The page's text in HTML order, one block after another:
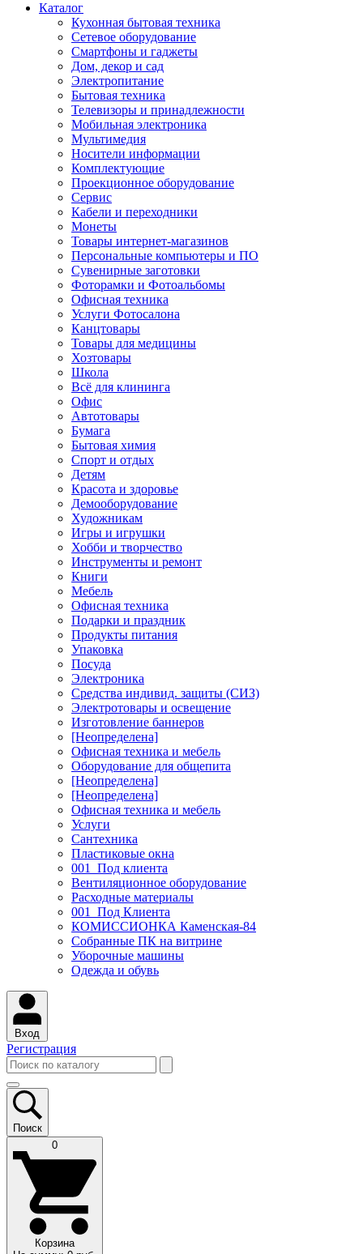
Каталог
Кухонная бытовая техника
Сетевое оборудование
Смартфоны и гаджеты
Дом, декор и сад
Электропитание
Бытовая техника
Телевизоры и принадлежности
Мобильная электроника
Мультимедия
Носители информации
Комплектующие
Проекционное оборудование
Сервис
Кабели и переходники
Монеты
Товары интернет-магазинов
Персональные компьютеры и ПО
Сувенирные заготовки
Фоторамки и Фотоальбомы
Офисная техника
Услуги Фотосалона
Канцтовары
Товары для медицины
Хозтовары
Школа
Всё для клининга
Офис
Автотовары
Бумага
Бытовая химия
Спорт и отдых
Детям
Красота и здоровье
Демооборудование
Художникам
Игры и игрушки
Хобби и творчество
Инструменты и ремонт
Книги
Мебель
Офисная техника
Подарки и праздник
Продукты питания
Упаковка
Посуда
Электроника
Средства индивид. защиты (СИЗ)
Электротовары и освещение
Изготовление баннеров
[Неопределена]
Офисная техника и мебель
Оборудование для общепита
[Неопределена]
[Неопределена]
Офисная техника и мебель
Услуги
Сантехника
Пластиковые окна
001_Под клиента
Вентиляционное оборудование
Расходные материалы
001_Под Клиента
КОМИССИОНКА Каменская-84
Собранные ПК на витрине
Уборочные машины
Одежда и обувь
Вход
Регистрация
Поиск
0
Корзина